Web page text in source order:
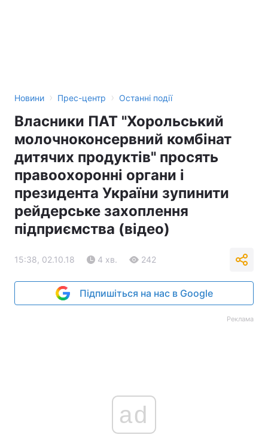
Новини › Прес-центр › Останні події
Власники ПАТ "Хорольський
молочноконсервний комбінат
дитячих продуктів" просять
правоохоронні органи і
президента України зупинити
рейдерське захоплення
підприємства (відео)
15:38, 02.10.18 4 хв. 242
Підпишіться на нас в Google
Реклама
ad